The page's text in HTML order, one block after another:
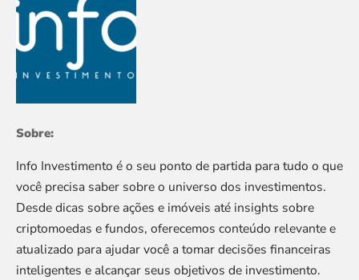
Sobre:
Info Investimento é o seu ponto de partida para tudo o que
você precisa saber sobre o universo dos investimentos.
Desde dicas sobre ações e imóveis até insights sobre
criptomoedas e fundos, oferecemos conteúdo relevante e
atualizado para ajudar você a tomar decisões financeiras
inteligentes e alcançar seus objetivos de investimento.